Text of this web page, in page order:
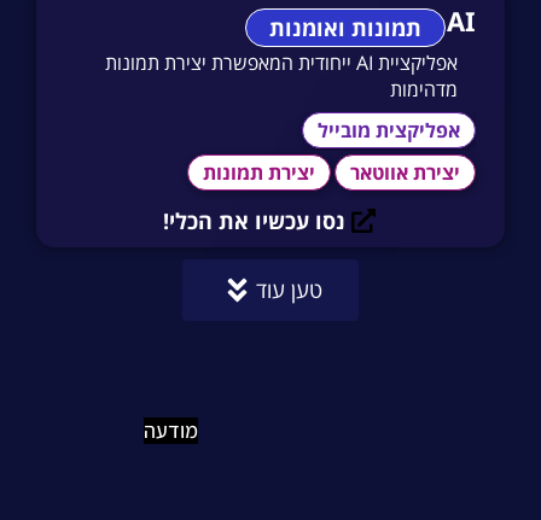
תמונות ואומנות
Never AI
אפליקציית AI ייחודית המאפשרת יצירת תמונות
מדהימות
אפליקצית מובייל
יצירת אווטאר
יצירת תמונות
נסו עכשיו את הכלי!
טען עוד
מודעה